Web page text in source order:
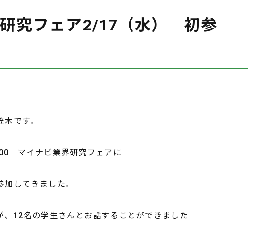
究フェア2/17（水） 初参
です。
マイナビ業界研究フェアに
してきました。
、12名の学生さんとお話することができました